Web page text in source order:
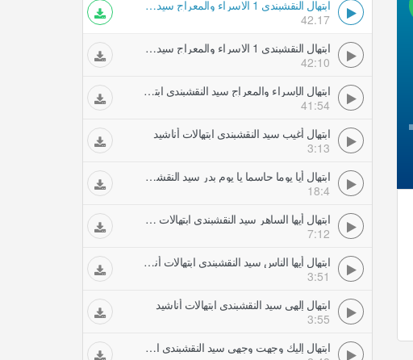
ابتهال النقشبندي 1 الاسراء والمعراج سيد النقشبندي ابتهالات أناشيد
42.17
ابتهال النقشبندي 1 الاسراء والمعراج سيد النقشبندي ابتهالات أناشيد
42:10
ابتهال الإسراء والمعراج سيد النقشبندي ابتهالات أناشيد
41:54
ابتهال أغيب سيد النقشبندي ابتهالات أناشيد
3:13
ابتهال أيا يوما حاسما يا يوم بدر سيد النقشبندي ابتهالات أناشيد
18:4
ابتهال أيها الساهر سيد النقشبندي ابتهالات أناشيد
7:12
ابتهال أيها الناس سيد النقشبندي ابتهالات أناشيد
3:51
ابتهال إلهي سيد النقشبندي ابتهالات أناشيد
3:55
ابتهال إليك وجهت وجهي سيد النقشبندي ابتهالات أناشيد